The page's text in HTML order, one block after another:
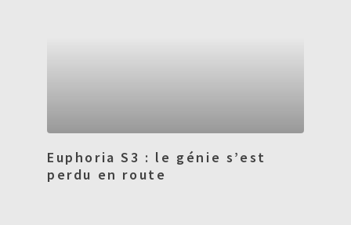
Euphoria S3 : le génie s’est
perdu en route